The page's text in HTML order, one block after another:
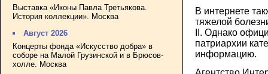
Выставка «Иконы Павла Третьякова.
История коллекции». Москва
Август 2026
Концерты фонда «Искусство добра» в
соборе на Малой Грузинской и в Брюсов-
холле. Москва
В интернете
тяжелой
II. Однако
патриархии
информацию.